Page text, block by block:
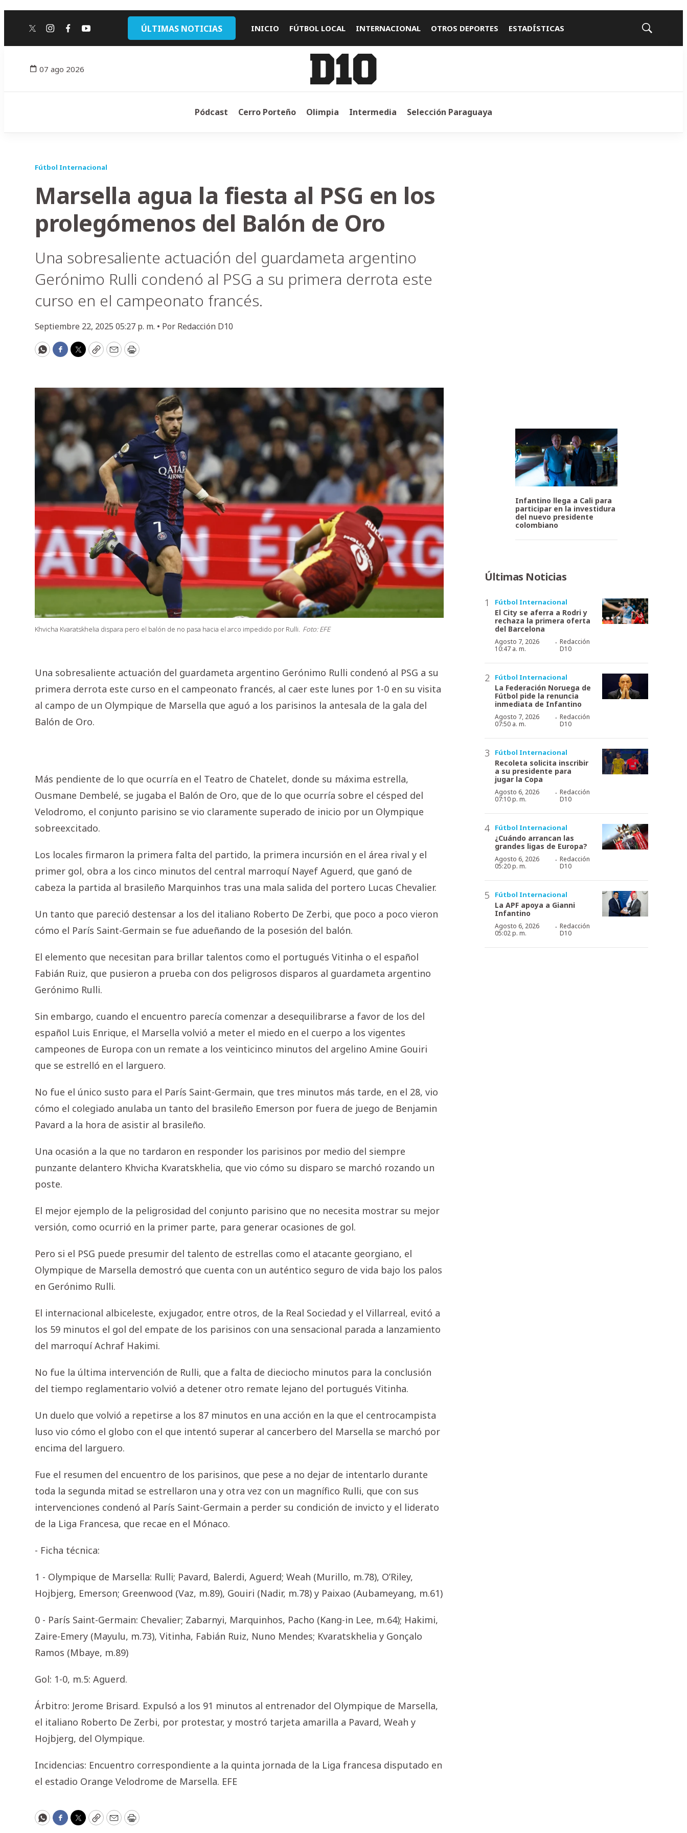
twitterinstagram
facebook
youtube ÚLTIMAS NOTICIAS INICIO FÚTBOL LOCAL INTERNACIONAL OTROS DEPORTES ESTADÍSTICAS
Mostrar
07 ago 2026
Pódcast Cerro Porteño Olimpia Intermedia Selección Paraguaya
Fútbol Internacional
Marsella agua la fiesta al PSG en los
prolegómenos del Balón de Oro
Una sobresaliente actuación del guardameta argentino
Gerónimo Rulli condenó al PSG a su primera derrota este
curso en el campeonato francés.
Septiembre 22, 2025 05:27 p. m. • Por Redacción D10
WhatsApp
Facebook
Twitter
CopyEmailPrint
Khvicha Kvaratskhelia dispara pero el balón de no pasa hacia el arco impedido por Rulli. Foto: EFE
Una sobresaliente actuación del guardameta argentino Gerónimo Rulli condenó al PSG a su
primera derrota este curso en el campeonato francés, al caer este lunes por 1-0 en su visita
al campo de un Olympique de Marsella que aguó a los parisinos la antesala de la gala del
Balón de Oro.
Más pendiente de lo que ocurría en el Teatro de Chatelet, donde su máxima estrella,
Ousmane Dembelé, se jugaba el Balón de Oro, que de lo que ocurría sobre el césped del
Velodromo, el conjunto parisino se vio claramente superado de inicio por un Olympique
sobreexcitado.
Los locales firmaron la primera falta del partido, la primera incursión en el área rival y el
primer gol, obra a los cinco minutos del central marroquí Nayef Aguerd, que ganó de
cabeza la partida al brasileño Marquinhos tras una mala salida del portero Lucas Chevalier.
Un tanto que pareció destensar a los del italiano Roberto De Zerbi, que poco a poco vieron
cómo el París Saint-Germain se fue adueñando de la posesión del balón.
El elemento que necesitan para brillar talentos como el portugués Vitinha o el español
Fabián Ruiz, que pusieron a prueba con dos peligrosos disparos al guardameta argentino
Gerónimo Rulli.
Sin embargo, cuando el encuentro parecía comenzar a desequilibrarse a favor de los del
español Luis Enrique, el Marsella volvió a meter el miedo en el cuerpo a los vigentes
campeones de Europa con un remate a los veinticinco minutos del argelino Amine Gouiri
que se estrelló en el larguero.
No fue el único susto para el París Saint-Germain, que tres minutos más tarde, en el 28, vio
cómo el colegiado anulaba un tanto del brasileño Emerson por fuera de juego de Benjamin
Pavard a la hora de asistir al brasileño.
Una ocasión a la que no tardaron en responder los parisinos por medio del siempre
punzante delantero Khvicha Kvaratskhelia, que vio cómo su disparo se marchó rozando un
poste.
El mejor ejemplo de la peligrosidad del conjunto parisino que no necesita mostrar su mejor
versión, como ocurrió en la primer parte, para generar ocasiones de gol.
Pero si el PSG puede presumir del talento de estrellas como el atacante georgiano, el
Olympique de Marsella demostró que cuenta con un auténtico seguro de vida bajo los palos
en Gerónimo Rulli.
El internacional albiceleste, exjugador, entre otros, de la Real Sociedad y el Villarreal, evitó a
los 59 minutos el gol del empate de los parisinos con una sensacional parada a lanzamiento
del marroquí Achraf Hakimi.
No fue la última intervención de Rulli, que a falta de dieciocho minutos para la conclusión
del tiempo reglamentario volvió a detener otro remate lejano del portugués Vitinha.
Un duelo que volvió a repetirse a los 87 minutos en una acción en la que el centrocampista
luso vio cómo el globo con el que intentó superar al cancerbero del Marsella se marchó por
encima del larguero.
Fue el resumen del encuentro de los parisinos, que pese a no dejar de intentarlo durante
toda la segunda mitad se estrellaron una y otra vez con un magnífico Rulli, que con sus
intervenciones condenó al París Saint-Germain a perder su condición de invicto y el liderato
de la Liga Francesa, que recae en el Mónaco.
- Ficha técnica:
1 - Olympique de Marsella: Rulli; Pavard, Balerdi, Aguerd; Weah (Murillo, m.78), O’Riley,
Hojbjerg, Emerson; Greenwood (Vaz, m.89), Gouiri (Nadir, m.78) y Paixao (Aubameyang, m.61)
0 - París Saint-Germain: Chevalier; Zabarnyi, Marquinhos, Pacho (Kang-in Lee, m.64); Hakimi,
Zaire-Emery (Mayulu, m.73), Vitinha, Fabián Ruiz, Nuno Mendes; Kvaratskhelia y Gonçalo
Ramos (Mbaye, m.89)
Gol: 1-0, m.5: Aguerd.
Árbitro: Jerome Brisard. Expulsó a los 91 minutos al entrenador del Olympique de Marsella,
el italiano Roberto De Zerbi, por protestar, y mostró tarjeta amarilla a Pavard, Weah y
Hojbjerg, del Olympique.
Incidencias: Encuentro correspondiente a la quinta jornada de la Liga francesa disputado en
el estadio Orange Velodrome de Marsella. EFE
WhatsApp
Facebook
Twitter
CopyEmailPrint
Infantino llega a Cali para
participar en la investidura
del nuevo presidente
colombiano
Últimas Noticias
Fútbol Internacional
El City se aferra a Rodri y
rechaza la primera oferta
del Barcelona
Agosto 7, 2026
10:47 a. m.
· Redacción
D10
Fútbol Internacional
La Federación Noruega de
Fútbol pide la renuncia
inmediata de Infantino
Agosto 7, 2026
07:50 a. m.
· Redacción
D10
Fútbol Internacional
Recoleta solicita inscribir
a su presidente para
jugar la Copa
Agosto 6, 2026
07:10 p. m.
· Redacción
D10
Fútbol Internacional
¿Cuándo arrancan las
grandes ligas de Europa?
Agosto 6, 2026
05:20 p. m.
· Redacción
D10
Fútbol Internacional
La APF apoya a Gianni
Infantino
Agosto 6, 2026
05:02 p. m.
· Redacción
D10